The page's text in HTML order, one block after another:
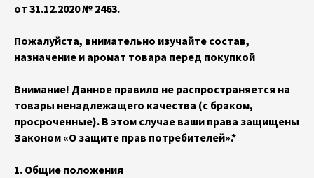
от 31.12.2020 № 2463.
Пожалуйста, внимательно изучайте состав,
назначение и аромат товара перед покупкой
Внимание! Данное правило не распространяется на
товары ненадлежащего качества (с браком,
просроченные). В этом случае ваши права защищены
Законом «О защите прав потребителей».*
1. Общие положения